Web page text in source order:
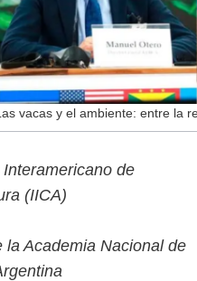
vacas y el ambiente: entre la
de
(IICA)
Academia Nacional de